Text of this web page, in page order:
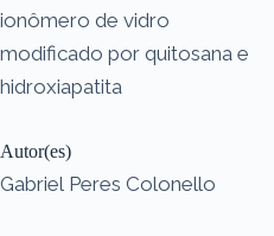
ionômero de vidro
modificado por quitosana e
hidroxiapatita
Autor(es)
Gabriel Peres Colonello